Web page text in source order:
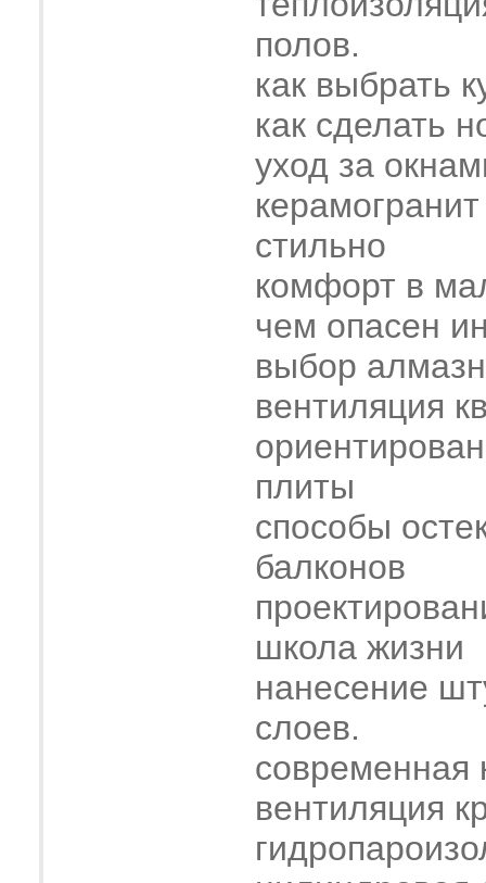
полов.
как выбрать
как сделать
уход за
стильно
комфорт в
чем опасен
выбор
вентиляция
плиты
способы
балконов
школа жизни
нанесение
слоев.
современная
вентиляция